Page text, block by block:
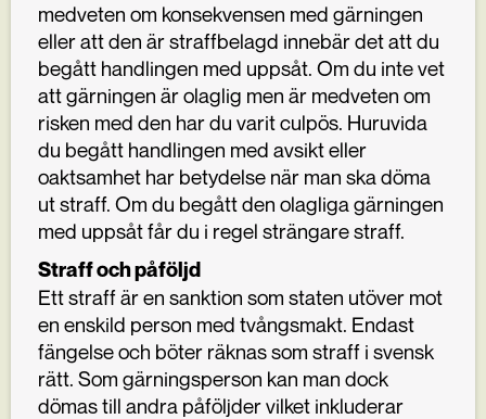
medveten om konsekvensen med gärningen
eller att den är straffbelagd innebär det att du
begått handlingen med uppsåt. Om du inte vet
att gärningen är olaglig men är medveten om
risken med den har du varit culpös. Huruvida
du begått handlingen med avsikt eller
oaktsamhet har betydelse när man ska döma
ut straff. Om du begått den olagliga gärningen
med uppsåt får du i regel strängare straff.
Straff och påföljd
Ett straff är en sanktion som staten utöver mot
en enskild person med tvångsmakt. Endast
fängelse och böter räknas som straff i svensk
rätt. Som gärningsperson kan man dock
dömas till andra påföljder vilket inkluderar